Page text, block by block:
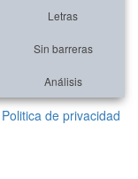
Letras
Sin barreras
Análisis
Politica de privacidad